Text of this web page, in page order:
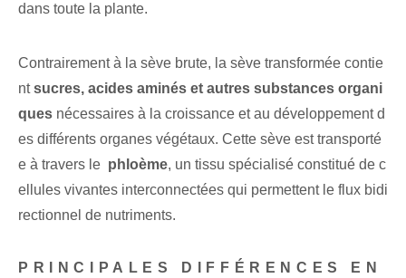
dans toute la plante.
Contrairement à la sève brute, la sève transformée contie
nt‌sucres, acides aminés et autres substances organi
ques nécessaires à la croissance et au développement d
es différents organes végétaux. Cette sève‌ est ⁤transporté
e⁣ à travers le ⁤ phloème, un tissu spécialisé constitué de c
ellules vivantes interconnectées qui permettent le flux bidi
rectionnel de nutriments.
PRINCIPALES DIFFÉRENCES EN